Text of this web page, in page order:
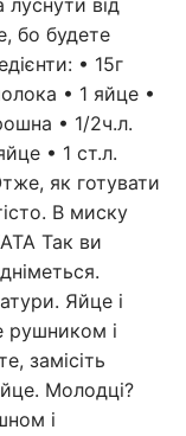
луснути від
бо будете
• 15г
• 1 яйце •
• 1/2ч.л.
• 1 ст.л.
як готувати
В миску
Так ви
Яйце і
рушником і
замісіть
Молодці?
і